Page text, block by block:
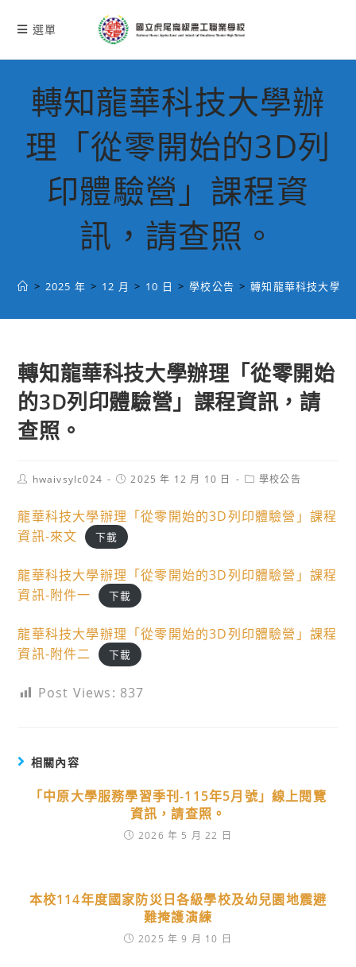
選單
轉知龍華科技大學辦
理「從零開始的3D列
印體驗營」課程資
訊，請查照。
> 2025 年 > 12 月 > 10 日 > 學校公告 > 轉知龍華科技大學
轉知龍華科技大學辦理「從零開始
的3D列印體驗營」課程資訊，請
查照。
Posthwaivsylc024
Post2025 年 12 月 10 日
Post學校公告
龍華科技大學辦理「從零開始的3D列印體驗營」課程
資訊-來文
下載
龍華科技大學辦理「從零開始的3D列印體驗營」課程
資訊-附件一
下載
龍華科技大學辦理「從零開始的3D列印體驗營」課程
資訊-附件二
下載
Post Views: 837
相關內容
「中原大學服務學習季刊-115年5月號」線上閱覽
資訊，請查照。
2026 年 5 月 22 日
本校114年度國家防災日各級學校及幼兒園地震避
難掩護演練
2025 年 9 月 10 日